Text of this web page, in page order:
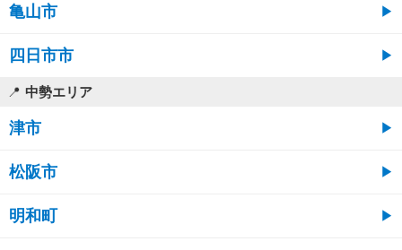
亀山市
四日市市
中勢エリア
津市
松阪市
明和町